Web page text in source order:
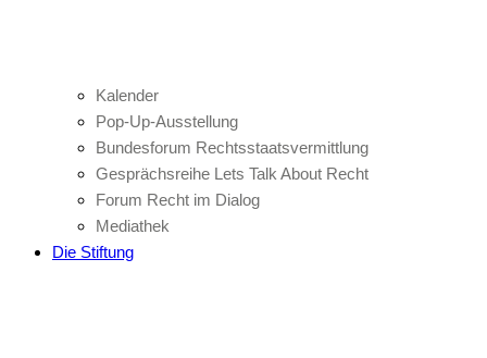
Kalender
Pop-Up-Ausstellung
Bundesforum Rechtsstaatsvermittlung
Gesprächsreihe Lets Talk About Recht
Forum Recht im Dialog
Mediathek
Die Stiftung